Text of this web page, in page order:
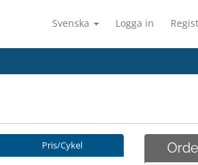
Svenska Logga in
Pris/Cykel